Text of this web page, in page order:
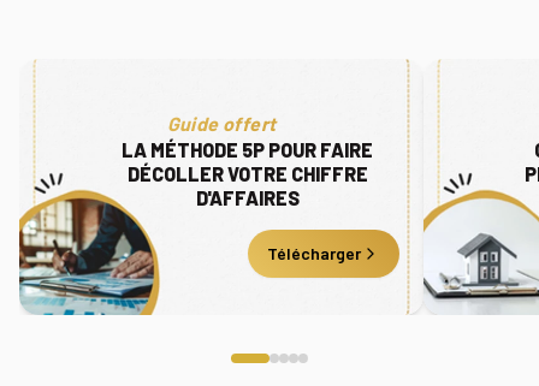
Guide offert
LA MÉTHODE 5P POUR FAIRE
DÉCOLLER VOTRE CHIFFRE
D'AFFAIRES
Télécharger